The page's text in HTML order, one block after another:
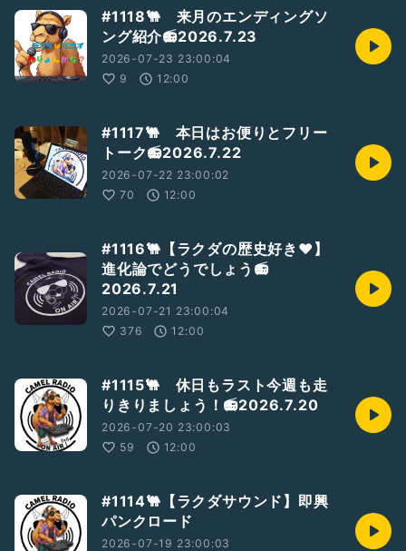
#1118🐫 来月のエンディングソ
ング紹介📻2026.7.23
2026-07-23 23:00:04
9
12:00
#1117🐫 本日はお便りとフリー
トーク📻2026.7.22
2026-07-22 23:00:02
70
12:00
#1116🐫【ラクダの歴史好き❤】
進化論でどうでしょう📻
2026.7.21
2026-07-21 23:00:04
376
12:00
#1115🐫 休日もラスト今週も走
りきりましょう！📻2026.7.20
2026-07-20 23:00:03
59
12:00
#1114🐫【ラクダサウンド】即興
パンクロード
2026-07-19 23:00:03